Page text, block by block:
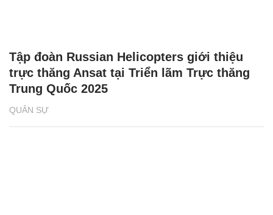
QUÂN SỰ
Tập đoàn Russian Helicopters giới thiệu
trực thăng Ansat tại Triển lãm Trực thăng
Trung Quốc 2025